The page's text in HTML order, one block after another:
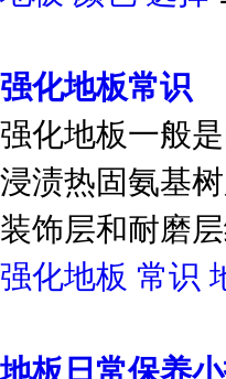
地板 颜色 选择
强化地板常识
强化地板一般
浸渍热固氨基
装饰层和耐磨
强化地板
常识